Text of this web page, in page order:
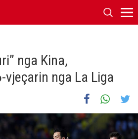
nga Kina,
vjeçarin nga La Liga